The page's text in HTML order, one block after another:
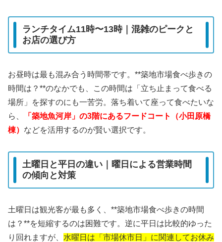
ランチタイム11時〜13時｜混雑のピークと
お店の選び方
お昼時は最も混み合う時間帯です。**築地市場食べ歩きの
時間は？**のなかでも、この時間は「立ち止まって食べる
場所」を探すのにも一苦労。落ち着いて座って食べたいな
ら、
「築地魚河岸」の3階にあるフードコート（小田原橋
棟） などを活用するのが賢い選択です。
土曜日と平日の違い｜曜日による営業時間
の傾向と対策
土曜日は観光客が最も多く、**築地市場食べ歩きの時間
は？**を短縮するのは困難です。逆に平日は比較的ゆった
り回れますが、 水曜日は「市場休市日」に関連してお休み